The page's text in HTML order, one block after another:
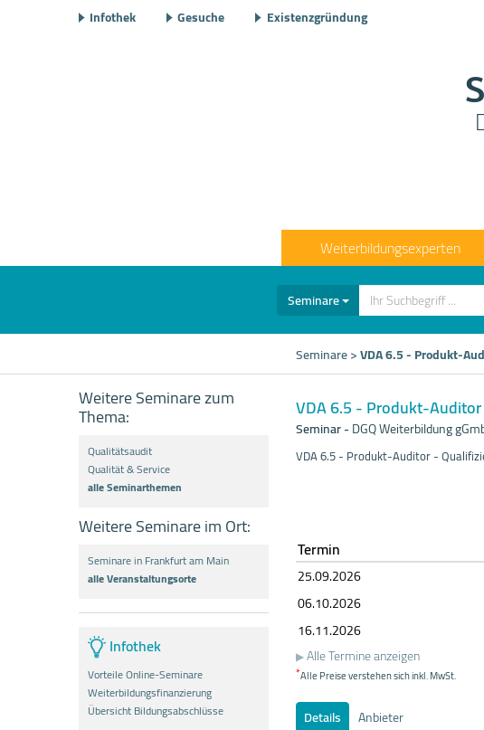
Infothek Gesuche Existenzgründung
Weiterbildungsexperten
Seminare
Seminare>VDA 6.5 - Produkt-
Weitere Seminare zum
Thema:
Qualitätsaudit
Qualität & Service
alle Seminarthemen
Weitere Seminare im Ort:
Seminare in Frankfurt am Main
alle Veranstaltungsorte
Infothek
Vorteile Online-Seminare
Weiterbildungsfinanzierung
Übersicht Bildungsabschlüsse
VDA 6.5 - Produkt-
Seminar-DGQ Weiterbildung
VDA 6.5 - Produkt-Auditor -
Termin
25.09.2026
06.10.2026
16.11.2026
Alle Termine anzeigen
*Alle Preise verstehen sich inkl. MwSt.
Details
Anbieter